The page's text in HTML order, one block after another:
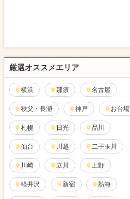
厳選オススメエリア
横浜 那須 名古屋
秩父・長瀞 神戸 お台場
札幌 日光 品川
仙台 川越 二子玉川
川崎 立川 上野
軽井沢 新宿 熱海